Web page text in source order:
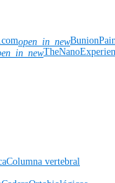
open_in_new
Columna vertebral